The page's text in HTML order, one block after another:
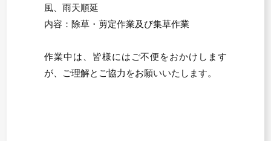
風、雨天順延
内容：除草・剪定作業及び集草作業
作業中は、皆様にはご不便をおかけします
が、ご理解とご協力をお願いいたします。